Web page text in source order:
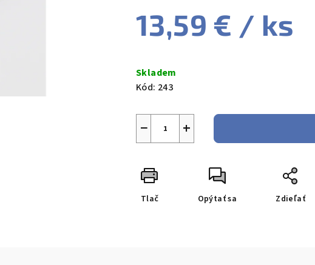
13,59 € / ks
cena:
Skladem
Kód: 243
+
−
Tlač Opýtať sa Zdieľať